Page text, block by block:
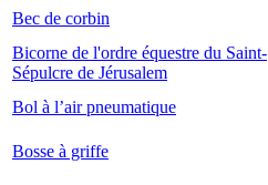
Bec de corbin
Bicorne de l'ordre équestre du Saint-
Sépulcre de Jérusalem
Bol à l’air pneumatique
Bosse à griffe